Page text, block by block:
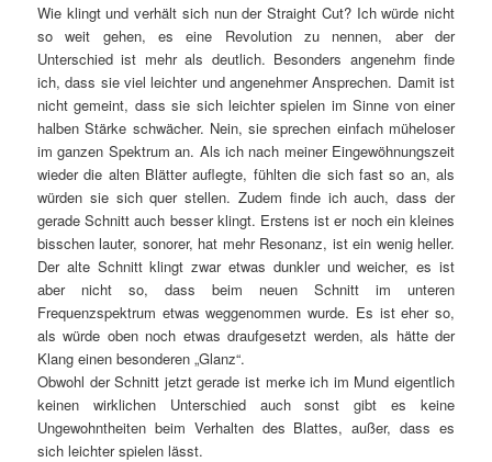
Wie klingt und verhält sich nun der Straight Cut? Ich würde nicht
so weit gehen, es eine Revolution zu nennen, aber der
Unterschied ist mehr als deutlich. Besonders angenehm finde
ich, dass sie viel leichter und angenehmer Ansprechen. Damit ist
nicht gemeint, dass sie sich leichter spielen im Sinne von einer
halben Stärke schwächer. Nein, sie sprechen einfach müheloser
im ganzen Spektrum an. Als ich nach meiner Eingewöhnungszeit
wieder die alten Blätter auflegte, fühlten die sich fast so an, als
würden sie sich quer stellen. Zudem finde ich auch, dass der
gerade Schnitt auch besser klingt. Erstens ist er noch ein kleines
bisschen lauter, sonorer, hat mehr Resonanz, ist ein wenig heller.
Der alte Schnitt klingt zwar etwas dunkler und weicher, es ist
aber nicht so, dass beim neuen Schnitt im unteren
Frequenzspektrum etwas weggenommen wurde. Es ist eher so,
als würde oben noch etwas draufgesetzt werden, als hätte der
Klang einen besonderen „Glanz“.
Obwohl der Schnitt jetzt gerade ist merke ich im Mund eigentlich
keinen wirklichen Unterschied auch sonst gibt es keine
Ungewohntheiten beim Verhalten des Blattes, außer, dass es
sich leichter spielen lässt.